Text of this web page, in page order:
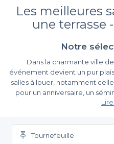
Les meilleures
une terrasse
Notre
Dans la charmante ville
événement devient un pur
salles à louer, notamment
pour un anniversaire, un
profiter d'un espace extérieur
ornées de verdure, permet
aux échanges
Les avantages de la
En choisissant Privateaser
Tournefeuille